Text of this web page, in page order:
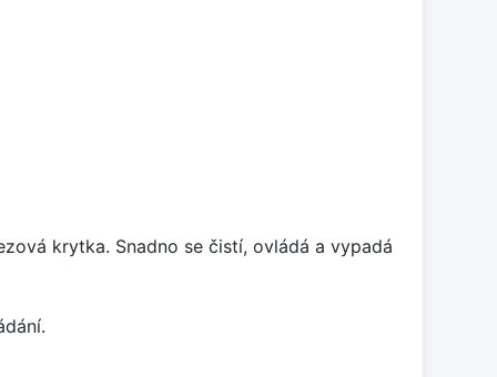
krytka. Snadno se čistí, ovládá a vypadá